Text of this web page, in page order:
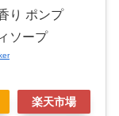
り ポンプ
ソープ
楽天市場